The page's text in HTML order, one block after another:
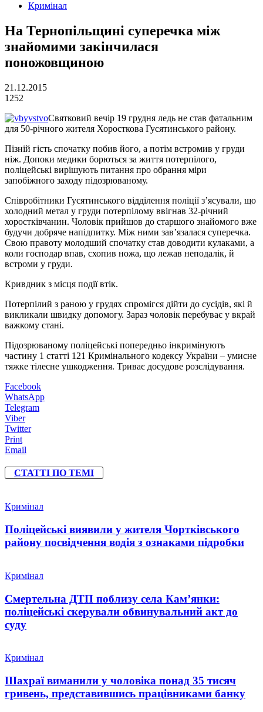
Кримінал
На Тернопільщині суперечка між
знайомими закінчилася
поножовщиною
21.12.2015
1252
Святковий вечір 19 грудня ледь не став фатальним
для 50-річного жителя Хоросткова Гусятинського району.
Пізній гість спочатку побив його, а потім встромив у груди
ніж. Допоки медики борються за життя потерпілого,
поліцейські вирішують питання про обрання міри
запобіжного заходу підозрюваному.
Співробітники Гусятинського відділення поліції з’ясували, що
холодний метал у груди потерпілому ввігнав 32-річний
хоростківчанин. Чоловік прийшов до старшого знайомого вже
будучи добряче напідпитку. Між ними зав’язалася суперечка.
Свою правоту молодший спочатку став доводити кулаками, а
коли господар впав, схопив ножа, що лежав неподалік, й
встроми у груди.
Кривдник з місця події втік.
Потерпілий з раною у грудях спромігся дійти до сусідів, які й
викликали швидку допомогу. Зараз чоловік перебуває у вкрай
важкому стані.
Підозрюваному поліцейські попередньо інкримінують
частину 1 статті 121 Кримінального кодексу України – умисне
тяжке тілесне ушкодження. Триває досудове розслідування.
Facebook
WhatsApp
Telegram
Viber
Twitter
Print
Email
СТАТТІ ПО ТЕМІ
Кримінал
Поліцейські виявили у жителя Чортківського
району посвідчення водія з ознаками підробки
Кримінал
Смертельна ДТП поблизу села Кам’янки:
поліцейські скерували обвинувальний акт до
суду
Кримінал
Шахраї виманили у чоловіка понад 35 тисяч
гривень, представившись працівниками банку